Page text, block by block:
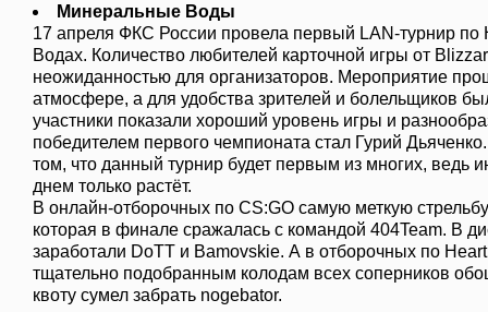
Минеральные Воды
17 апреля ФКС России провела первый LAN-турнир
Водах. Количество любителей карточной игры от
неожиданностью для организаторов. Мероприятие
атмосфере, а для удобства зрителей и болельщиков
участники показали хороший уровень игры и
победителем первого чемпионата стал Гурий
том, что данный турнир будет первым из многих, ведь
днем только растёт.
В онлайн-отборочных по CS:GO самую меткую
которая в финале сражалась с командой 404Team. В
заработали DoTT и Bamovskie. А в отборочных по
тщательно подобранным колодам всех соперников
квоту сумел забрать nogebator.